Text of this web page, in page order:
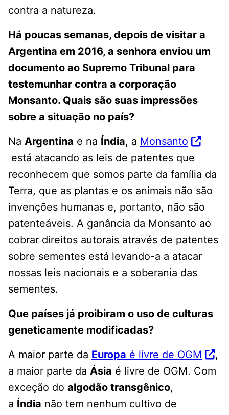
contra a natureza.
Há poucas semanas, depois de visitar a
Argentina em 2016, a senhora enviou um
documento ao Supremo Tribunal para
testemunhar contra a corporação
Monsanto. Quais são suas impressões
sobre a situação no país?
Na Argentina e na Índia, a Monsanto
está atacando as leis de patentes que
reconhecem que somos parte da família da
Terra, que as plantas e os animais não são
invenções humanas e, portanto, não são
patenteáveis. A ganância da Monsanto ao
cobrar direitos autorais através de patentes
sobre sementes está levando-a a atacar
nossas leis nacionais e a soberania das
sementes.
Que países já proibiram o uso de culturas
geneticamente modificadas?
A maior parte da Europa é livre de OGM
,
a maior parte da Ásia é livre de OGM. Com
exceção do algodão transgênico,
a Índia não tem nenhum cultivo de